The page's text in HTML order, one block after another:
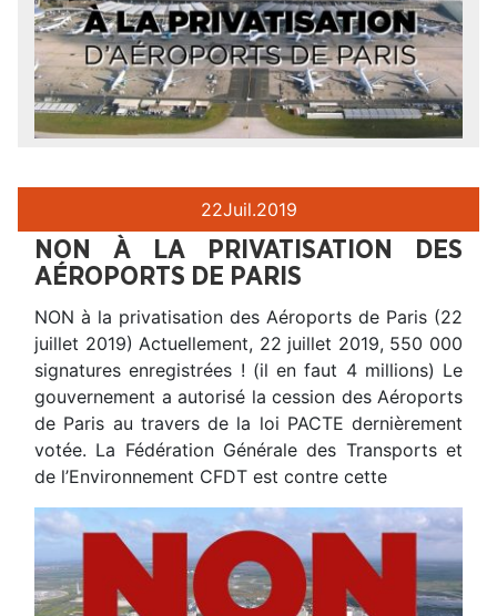
22Juil.2019
NON À LA PRIVATISATION DES
AÉROPORTS DE PARIS
NON à la privatisation des Aéroports de Paris (22
juillet 2019) Actuellement, 22 juillet 2019, 550 000
signatures enregistrées ! (il en faut 4 millions) Le
gouvernement a autorisé la cession des Aéroports
de Paris au travers de la loi PACTE dernièrement
votée. La Fédération Générale des Transports et
de l’Environnement CFDT est contre cette